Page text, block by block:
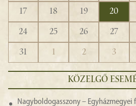
17
18 19 20
24
25 26 27
31
1 2 3
KÖZELGŐ
Nagyboldogasszony – Egyházmegyei